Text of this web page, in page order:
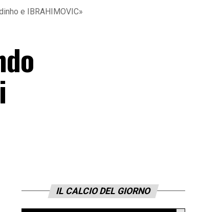
e IBRAHIMOVIC»
IL CALCIO DEL GIORNO